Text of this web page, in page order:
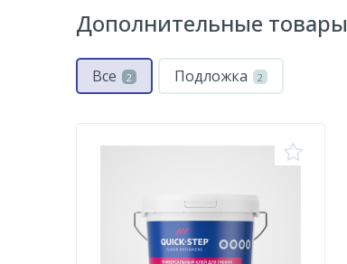
Дополнительные товары
Все 2 Подложка 2